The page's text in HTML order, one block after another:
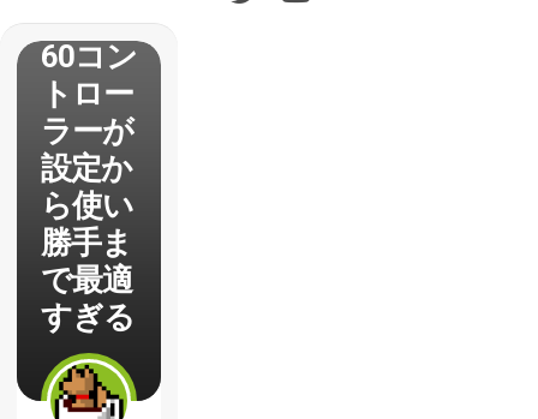
Xbox3
60コン
トロー
ラーが
設定か
ら使い
勝手ま
で最適
すぎる